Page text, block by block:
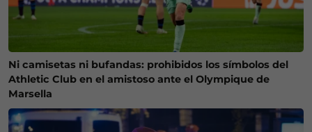
Ni camisetas ni bufandas: prohibidos los símbolos del
Athletic Club en el amistoso ante el Olympique de
Marsella